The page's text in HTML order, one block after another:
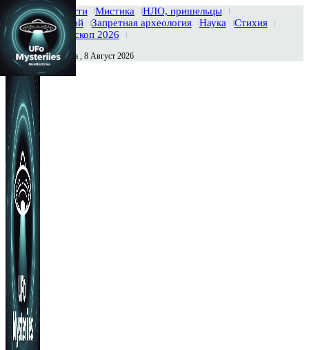
Главная Новости Мистика
НЛО, пришельцы
Тайны вселенной
Запретная археология Наука
Стихия
История
Гороскоп 2026
Сегодня Суббота , 8 Август 2026